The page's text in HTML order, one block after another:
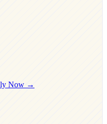
Now →